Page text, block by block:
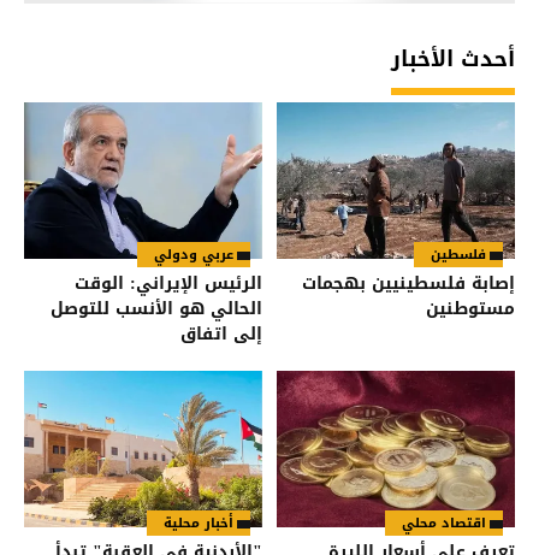
أحدث الأخبار
فلسطين
إصابة فلسطينيين بهجمات
مستوطنين
عربي ودولي
الرئيس الإيراني: الوقت
الحالي هو الأنسب للتوصل
إلى اتفاق
اقتصاد محلي أخبار محلية